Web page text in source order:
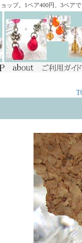
ップ。1ペア400円、3ペ